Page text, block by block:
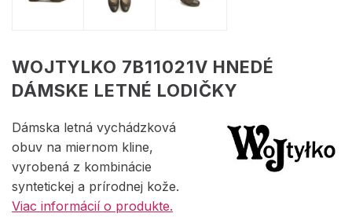
WOJTYLKO 7B11021V HNEDÉ
DÁMSKE LETNÉ LODIČKY
Dámska letná vychádzková
obuv na miernom kline,
vyrobená z kombinácie
syntetickej a prírodnej kože.
Viac informácií o produkte.